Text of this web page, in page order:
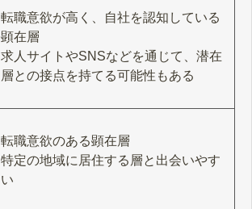
転職意欲が高く、自社を認知している
顕在層
求人サイトやSNSなどを通じて、潜在
層との接点を持てる可能性もある
転職意欲のある顕在層
特定の地域に居住する層と出会いやす
い